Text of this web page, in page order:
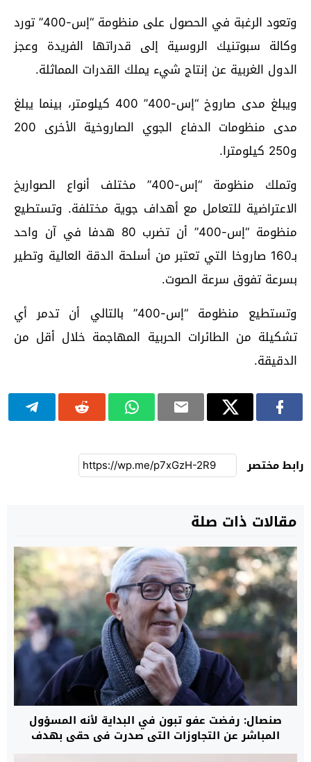
وتعود الرغبة في الحصول على منظومة “إس-400” تورد
وكالة سبوتنيك الروسية إلى قدراتها الفريدة وعجز
الدول الغربية عن إنتاج شيء يملك القدرات المماثلة.
ويبلغ مدى صاروخ “إس-400” 400 كيلومتر، بينما يبلغ
مدى منظومات الدفاع الجوي الصاروخية الأخرى 200
و250 كيلومترا.
وتملك منظومة “إس-400” مختلف أنواع الصواريخ
الاعتراضية للتعامل مع أهداف جوية مختلفة. وتستطيع
منظومة “إس-400” أن تضرب 80 هدفا في آن واحد
بـ160 صاروخا التي تعتبر من أسلحة الدقة العالية وتطير
بسرعة تفوق سرعة الصوت.
وتستطيع منظومة “إس-400” بالتالي أن تدمر أي
تشكيلة من الطائرات الحربية المهاجمة خلال أقل من
الدقيقة.
رابط مختصر
مقالات ذات صلة
صنصال: رفضت عفو تبون في البداية لأنه المسؤول
المباشر عن التجاوزات التي صدرت في حقي بهدف
إسكات صوتي